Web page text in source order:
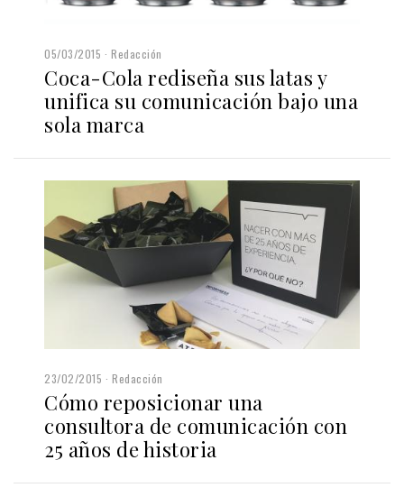
05/03/2015 Redacción
Coca-Cola rediseña sus latas y
unifica su comunicación bajo una
sola marca
23/02/2015 Redacción
Cómo reposicionar una
consultora de comunicación con
25 años de historia